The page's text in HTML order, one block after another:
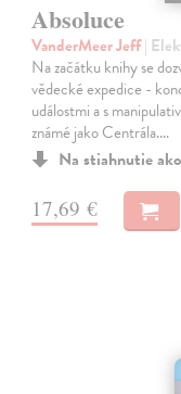
Absoluce
VanderMeer Jeff|
Na začátku knihy se
vědecké expedice -
událostmi a s
známé jako Centrála.…
Na stiahnutie ako
17,69 €